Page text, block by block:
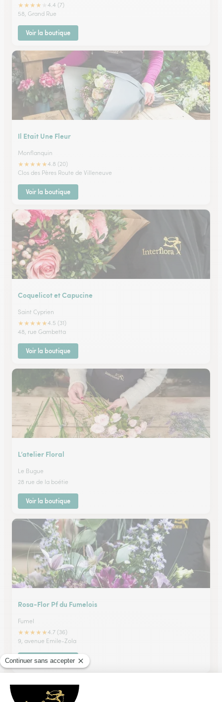
★★★★
4.4 (7)
58, Grand Rue
Voir la boutique
Il Etait Une Fleur
Monflanquin
★★★★★4.8 (20)
Clos des Pères Route de Villeneuve
Voir la boutique
Coquelicot et Capucine
Saint Cyprien
★★★★★4.5 (31)
48, rue Gambetta
Voir la boutique
L’atelier Floral
Le Bugue
28 rue de la boétie
Voir la boutique
Rosa-Flor Pf du Fumelois
Fumel
★★★★★4.7 (36)
9, avenue Emile-Zola
Voir la boutique